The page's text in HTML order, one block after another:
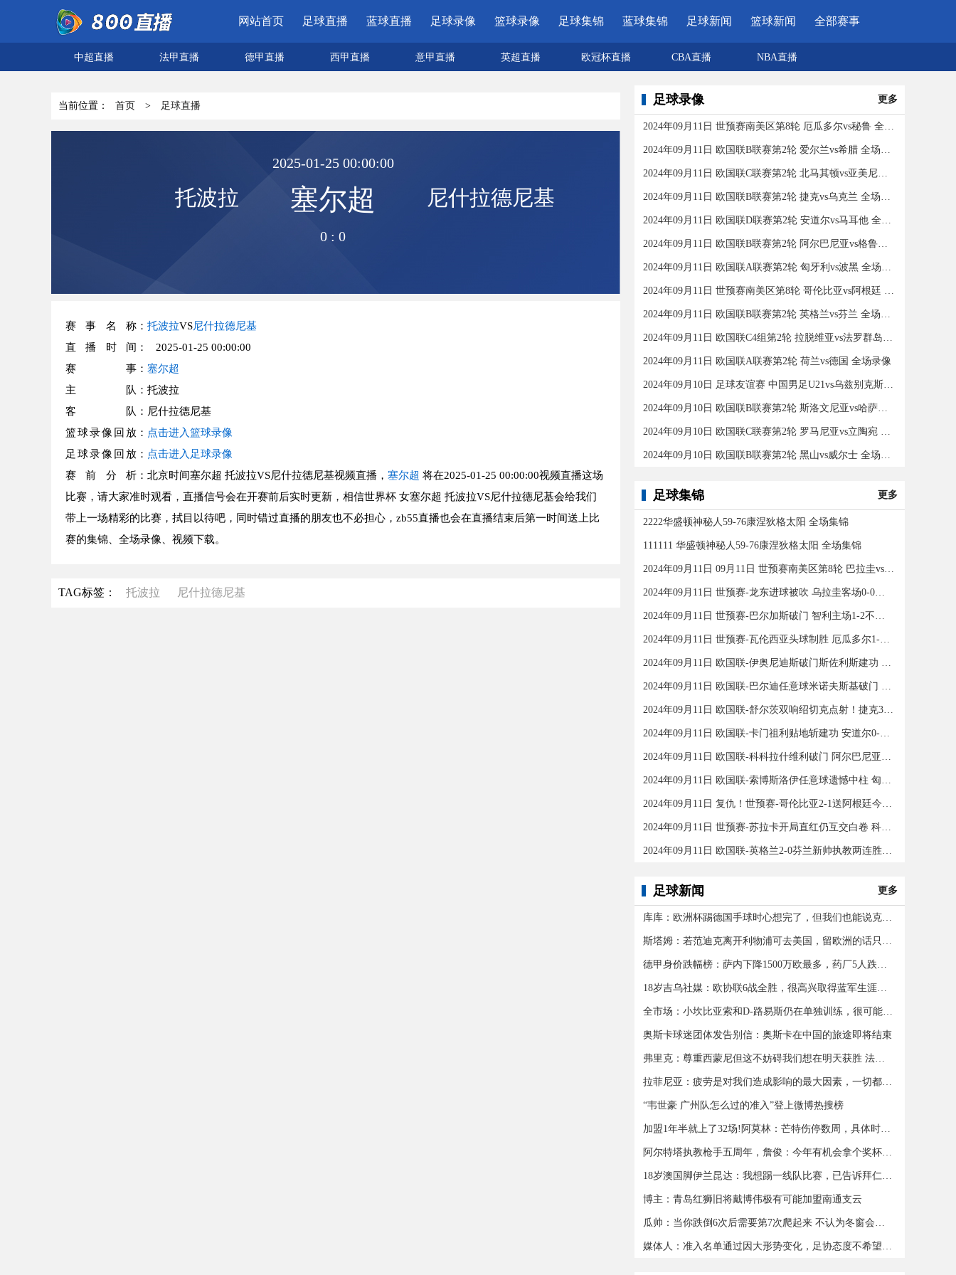
网站首页 足球直播 蓝球直播 足球录像 篮球录像 足球集锦 蓝球集锦 足球新闻 篮球新闻 全部赛事
中超直播 法甲直播 德甲直播 西甲直播 意甲直播 英超直播 欧冠杯直播 CBA直播 NBA直播
当前位置： 首页 > 足球直播
托波拉
2025-01-25 00:00:00
塞尔超
0 : 0
尼什拉德尼基
赛事名称 ： 托波拉VS尼什拉德尼基
直播时间 ： 2025-01-25 00:00:00
赛事 ： 塞尔超
主队 ：托波拉
客队 ：尼什拉德尼基
篮球录像回放 ： 点击进入篮球录像
足球录像回放 ： 点击进入足球录像
赛前分析 ：北京时间塞尔超 托波拉VS尼什拉德尼基视频直播， 塞尔超 将在2025-01-25 00:00:00视频直播这场
比赛，请大家准时观看，直播信号会在开赛前后实时更新，相信世界杯 女塞尔超 托波拉VS尼什拉德尼基会给我们
带上一场精彩的比赛，拭目以待吧，同时错过直播的朋友也不必担心，zb55直播也会在直播结束后第一时间送上比
赛的集锦、全场录像、视频下载。
TAG标签： 托波拉 尼什拉德尼基
足球录像 更多
2024年09月11日 世预赛南美区第8轮 厄瓜多尔vs秘鲁 全场录像
2024年09月11日 欧国联B联赛第2轮 爱尔兰vs希腊 全场录像
2024年09月11日 欧国联C联赛第2轮 北马其顿vs亚美尼亚 全场录像
2024年09月11日 欧国联B联赛第2轮 捷克vs乌克兰 全场录像
2024年09月11日 欧国联D联赛第2轮 安道尔vs马耳他 全场录像
2024年09月11日 欧国联B联赛第2轮 阿尔巴尼亚vs格鲁吉亚 全场录像
2024年09月11日 欧国联A联赛第2轮 匈牙利vs波黑 全场录像
2024年09月11日 世预赛南美区第8轮 哥伦比亚vs阿根廷 全场录像
2024年09月11日 欧国联B联赛第2轮 英格兰vs芬兰 全场录像
2024年09月11日 欧国联C4组第2轮 拉脱维亚vs法罗群岛 全场录像
2024年09月11日 欧国联A联赛第2轮 荷兰vs德国 全场录像
2024年09月10日 足球友谊赛 中国男足U21vs乌兹别克斯坦U21 全场录像
2024年09月10日 欧国联B联赛第2轮 斯洛文尼亚vs哈萨克斯坦 全场录像
2024年09月10日 欧国联C联赛第2轮 罗马尼亚vs立陶宛 全场录像
2024年09月10日 欧国联B联赛第2轮 黑山vs威尔士 全场录像
足球集锦 更多
2222华盛顿神秘人59-76康涅狄格太阳 全场集锦
111111 华盛顿神秘人59-76康涅狄格太阳 全场集锦
2024年09月11日 09月11日 世预赛南美区第8轮 巴拉圭vs巴西 进球
2024年09月11日 世预赛-龙东进球被吹 乌拉圭客场0-0闷平委内瑞拉
2024年09月11日 世预赛-巴尔加斯破门 智利主场1-2不敌玻利维亚
2024年09月11日 世预赛-瓦伦西亚头球制胜 厄瓜多尔1-0秘鲁
2024年09月11日 欧国联-伊奥尼迪斯破门斯佐利斯建功 爱尔兰0-2希腊
2024年09月11日 欧国联-巴尔迪任意球米诺夫斯基破门 十人北马其顿2-0亚美尼亚
2024年09月11日 欧国联-舒尔茨双响绍切克点射！捷克3-2险胜乌克兰
2024年09月11日 欧国联-卡门祖利贴地斩建功 安道尔0-1马耳他
2024年09月11日 欧国联-科科拉什维利破门 阿尔巴尼亚0-1格鲁吉亚
2024年09月11日 欧国联-索博斯洛伊任意球遗憾中柱 匈牙利0-0战平波黑
2024年09月11日 复仇！世预赛-哥伦比亚2-1送阿根廷今年首败 J罗传射奥塔门迪送点
2024年09月11日 世预赛-苏拉卡开局直红仍互交白卷 科威特0-0伊拉克
2024年09月11日 欧国联-英格兰2-0芬兰新帅执教两连胜 凯恩百场里程碑双响
足球新闻 更多
库库：欧洲杯踢德国手球时心想完了，但我们也能说克罗斯应被罚下
斯塔姆：若范迪克离开利物浦可去美国，留欧洲的话只有皇马可行
德甲身价跌幅榜：萨内下降1500万欧最多，药厂5人跌幅超500万欧
18岁吉乌社媒：欧协联6战全胜，很高兴取得蓝军生涯首个帽子戏法
全市场：小坎比亚索和D-路易斯仍在单独训练，很可能缺战蒙扎
奥斯卡球迷团体发告别信：奥斯卡在中国的旅途即将结束
弗里克：尊重西蒙尼但这不妨碍我们想在明天获胜 法蒂可以出战
拉菲尼亚：疲劳是对我们造成影响的最大因素，一切都会过去
“韦世豪 广州队怎么过的准入”登上微博热搜榜
加盟1年半就上了32场!阿莫林：芒特伤停数周，具体时间我也不知道
阿尔特塔执教枪手五周年，詹俊：今年有机会拿个奖杯么 ​​​
18岁澳国脚伊兰昆达：我想踢一线队比赛，已告诉拜仁希望被外租
博主：青岛红狮旧将戴博伟极有可能加盟南通支云
瓜帅：当你跌倒6次后需要第7次爬起来 不认为冬窗会有人离队
媒体人：准入名单通过因大形势变化，足协态度不希望球队解散